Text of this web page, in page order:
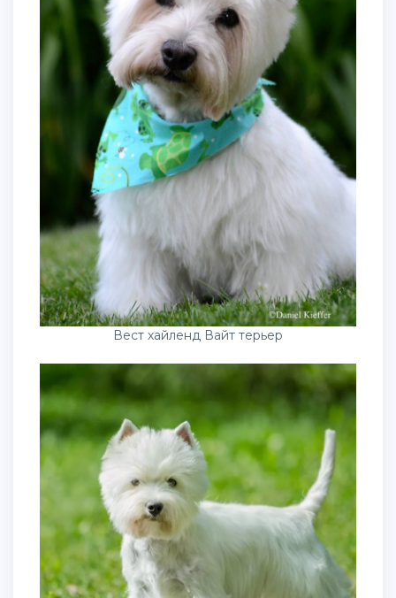
Вест хайленд Вайт терьер